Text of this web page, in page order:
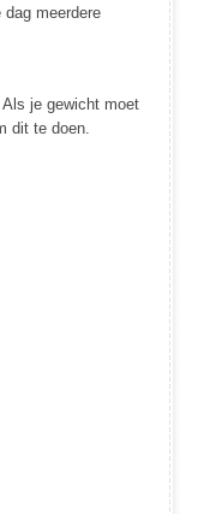
meerdere
je gewicht moet
dit te doen.